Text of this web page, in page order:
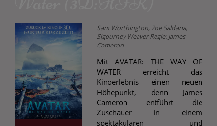
Sam Worthington, Zoe Saldana,
Sigourney Weaver Regie: James
Cameron
Mit AVATAR: THE WAY OF
WATER erreicht das
Kinoerlebnis einen neuen
Höhepunkt, denn James
Cameron entführt die
Zuschauer in einem
spektakulären und